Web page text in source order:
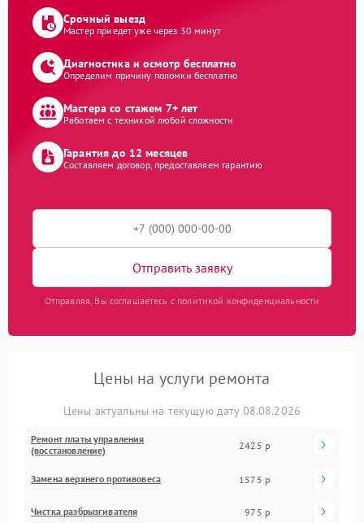
Срочный выезд
Мастер приедет уже через 30 минут
Диагностика и осмотр бесплатно
Определим причину поломки бесплатно
Мастера со стажем 7+ лет
Работаем с техникой любой сложности
Гарантия до 12 месяцев
Составляем договор, предоставляем гарантию
Отправить заявку
Отправляя, Вы соглашаетесь с политикой конфиденциальности
Цены на услуги ремонта
Цены актуальны на текущую дату 08.08.2026
Ремонт платы управления
(восстановление)
2425 р
Замена верхнего противовеса 1575 р
Чистка разбрызгивателя 975 р